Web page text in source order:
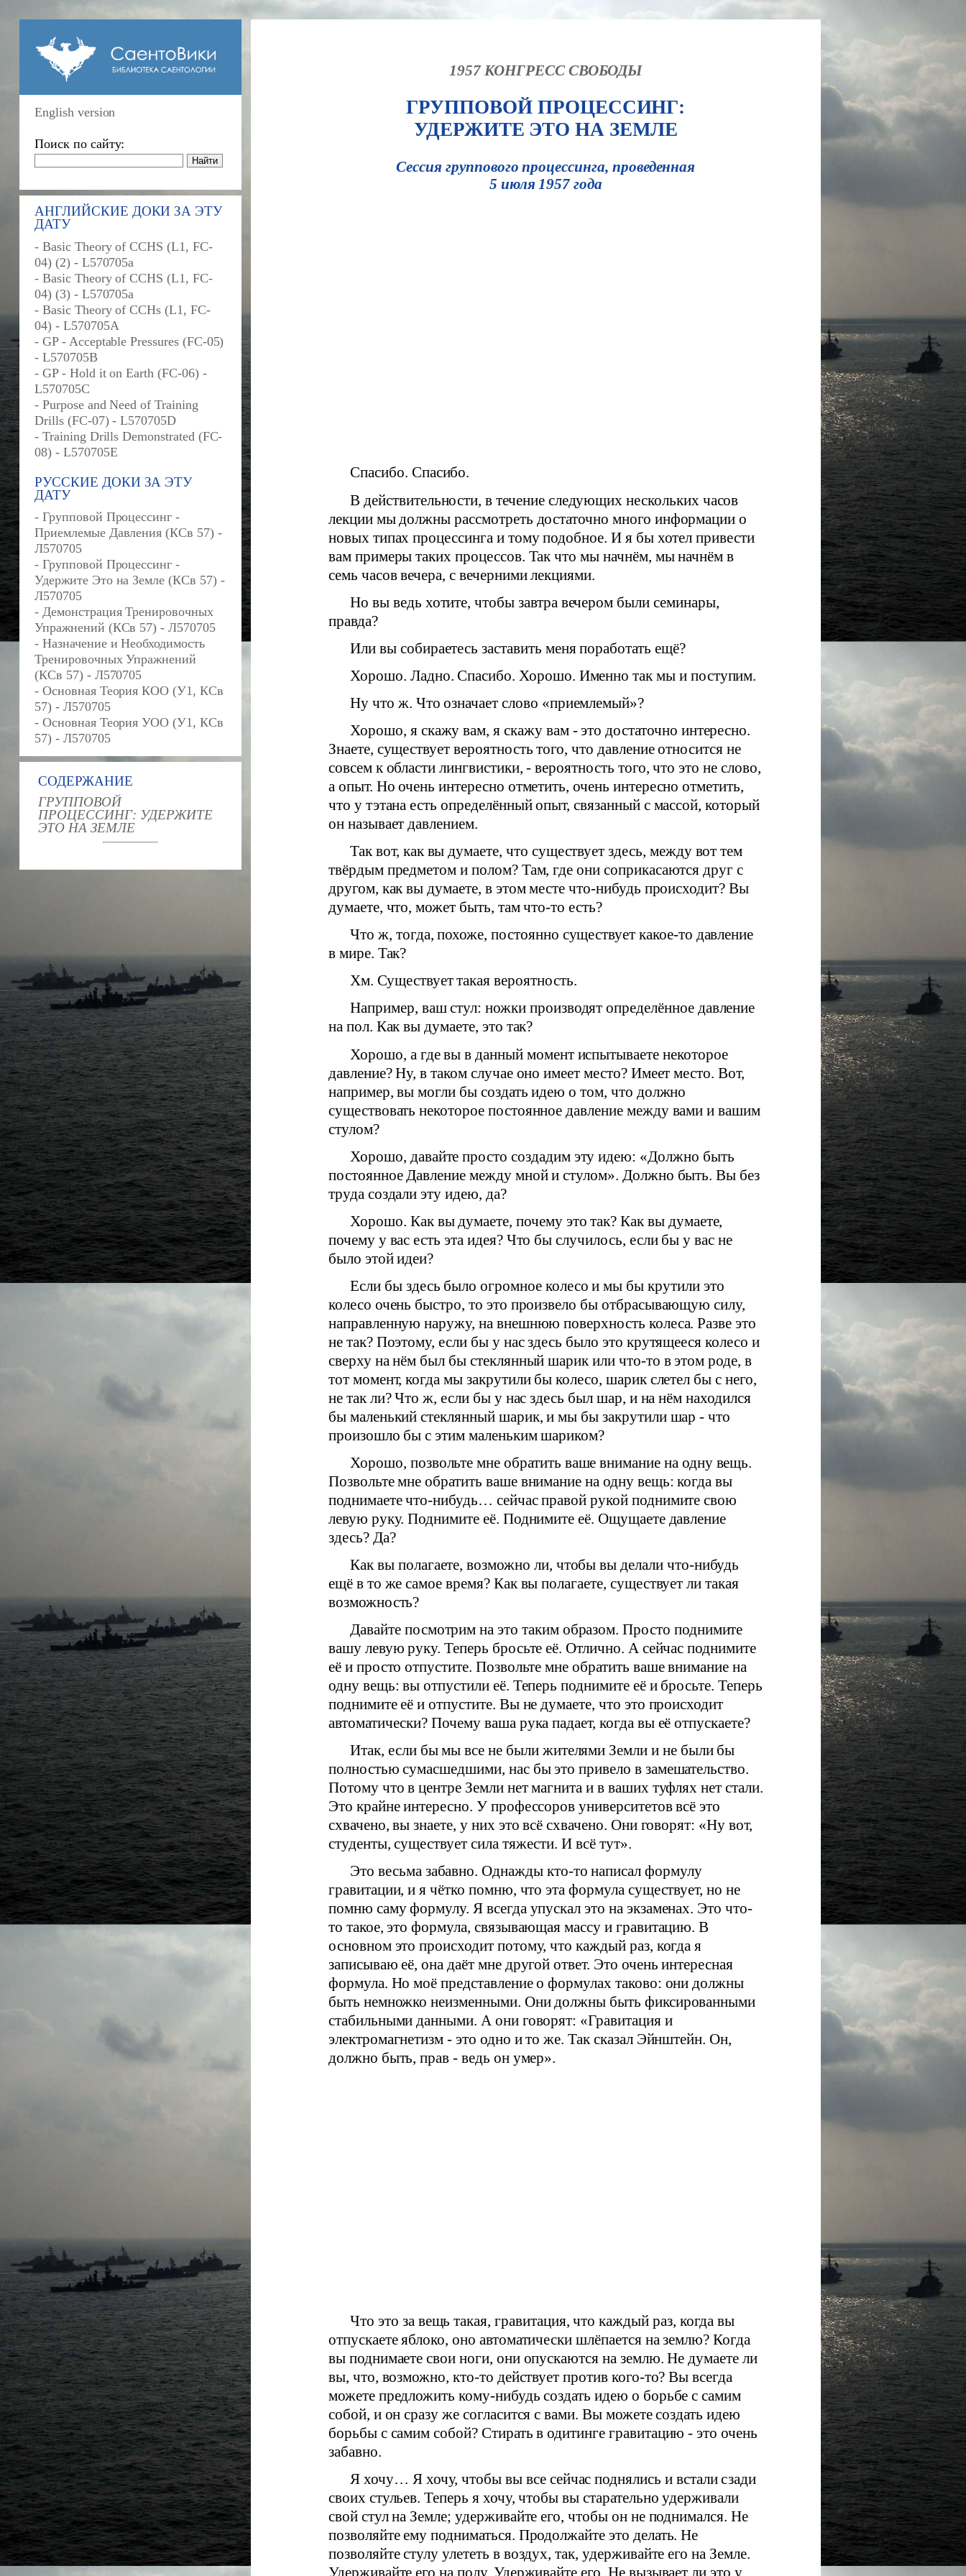
English version
Поиск по сайту:
АНГЛИЙСКИЕ ДОКИ ЗА ЭТУ
ДАТУ
- Basic Theory of CCHS (L1, FC-
04) (2) - L570705a
- Basic Theory of CCHS (L1, FC-
04) (3) - L570705a
- Basic Theory of CCHs (L1, FC-
04) - L570705A
- GP - Acceptable Pressures (FC-05)
- L570705B
- GP - Hold it on Earth (FC-06) -
L570705C
- Purpose and Need of Training
Drills (FC-07) - L570705D
- Training Drills Demonstrated (FC-
08) - L570705E
РУССКИЕ ДОКИ ЗА ЭТУ
ДАТУ
- Групповой Процессинг -
Приемлемые Давления (КСв 57) -
Л570705
- Групповой Процессинг -
Удержите Это на Земле (КСв 57) -
Л570705
- Демонстрация Тренировочных
Упражнений (КСв 57) - Л570705
- Назначение и Необходимость
Тренировочных Упражнений
(КСв 57) - Л570705
- Основная Теория КОО (У1, КСв
57) - Л570705
- Основная Теория УОО (У1, КСв
57) - Л570705
СОДЕРЖАНИЕ
ГРУППОВОЙ
ПРОЦЕССИНГ: УДЕРЖИТЕ
ЭТО НА ЗЕМЛЕ
1957 КОНГРЕСС СВОБОДЫ
ГРУППОВОЙ ПРОЦЕССИНГ:
УДЕРЖИТЕ ЭТО НА ЗЕМЛЕ
Сессия группового процессинга, проведенная
5 июля 1957 года
Спасибо. Спасибо.
В действительности, в течение следующих нескольких часов
лекции мы должны рассмотреть достаточно много информации о
новых типах процессинга и тому подобное. И я бы хотел привести
вам примеры таких процессов. Так что мы начнём, мы начнём в
семь часов вечера, с вечерними лекциями.
Но вы ведь хотите, чтобы завтра вечером были семинары,
правда?
Или вы собираетесь заставить меня поработать ещё?
Хорошо. Ладно. Спасибо. Хорошо. Именно так мы и поступим.
Ну что ж. Что означает слово «приемлемый»?
Хорошо, я скажу вам, я скажу вам - это достаточно интересно.
Знаете, существует вероятность того, что давление относится не
совсем к области лингвистики, - вероятность того, что это не слово,
а опыт. Но очень интересно отметить, очень интересно отметить,
что у тэтана есть определённый опыт, связанный с массой, который
он называет давлением.
Так вот, как вы думаете, что существует здесь, между вот тем
твёрдым предметом и полом? Там, где они соприкасаются друг с
другом, как вы думаете, в этом месте что-нибудь происходит? Вы
думаете, что, может быть, там что-то есть?
Что ж, тогда, похоже, постоянно существует какое-то давление
в мире. Так?
Хм. Существует такая вероятность.
Например, ваш стул: ножки производят определённое давление
на пол. Как вы думаете, это так?
Хорошо, а где вы в данный момент испытываете некоторое
давление? Ну, в таком случае оно имеет место? Имеет место. Вот,
например, вы могли бы создать идею о том, что должно
существовать некоторое постоянное давление между вами и вашим
стулом?
Хорошо, давайте просто создадим эту идею: «Должно быть
постоянное Давление между мной и стулом». Должно быть. Вы без
труда создали эту идею, да?
Хорошо. Как вы думаете, почему это так? Как вы думаете,
почему у вас есть эта идея? Что бы случилось, если бы у вас не
было этой идеи?
Если бы здесь было огромное колесо и мы бы крутили это
колесо очень быстро, то это произвело бы отбрасывающую силу,
направленную наружу, на внешнюю поверхность колеса. Разве это
не так? Поэтому, если бы у нас здесь было это крутящееся колесо и
сверху на нём был бы стеклянный шарик или что-то в этом роде, в
тот момент, когда мы закрутили бы колесо, шарик слетел бы с него,
не так ли? Что ж, если бы у нас здесь был шар, и на нём находился
бы маленький стеклянный шарик, и мы бы закрутили шар - что
произошло бы с этим маленьким шариком?
Хорошо, позвольте мне обратить ваше внимание на одну вещь.
Позвольте мне обратить ваше внимание на одну вещь: когда вы
поднимаете что-нибудь… сейчас правой рукой поднимите свою
левую руку. Поднимите её. Поднимите её. Ощущаете давление
здесь? Да?
Как вы полагаете, возможно ли, чтобы вы делали что-нибудь
ещё в то же самое время? Как вы полагаете, существует ли такая
возможность?
Давайте посмотрим на это таким образом. Просто поднимите
вашу левую руку. Теперь бросьте её. Отлично. А сейчас поднимите
её и просто отпустите. Позвольте мне обратить ваше внимание на
одну вещь: вы отпустили её. Теперь поднимите её и бросьте. Теперь
поднимите её и отпустите. Вы не думаете, что это происходит
автоматически? Почему ваша рука падает, когда вы её отпускаете?
Итак, если бы мы все не были жителями Земли и не были бы
полностью сумасшедшими, нас бы это привело в замешательство.
Потому что в центре Земли нет магнита и в ваших туфлях нет стали.
Это крайне интересно. У профессоров университетов всё это
схвачено, вы знаете, у них это всё схвачено. Они говорят: «Ну вот,
студенты, существует сила тяжести. И всё тут».
Это весьма забавно. Однажды кто-то написал формулу
гравитации, и я чётко помню, что эта формула существует, но не
помню саму формулу. Я всегда упускал это на экзаменах. Это что-
то такое, это формула, связывающая массу и гравитацию. В
основном это происходит потому, что каждый раз, когда я
записываю её, она даёт мне другой ответ. Это очень интересная
формула. Но моё представление о формулах таково: они должны
быть немножко неизменными. Они должны быть фиксированными
стабильными данными. А они говорят: «Гравитация и
электромагнетизм - это одно и то же. Так сказал Эйнштейн. Он,
должно быть, прав - ведь он умер».
Что это за вещь такая, гравитация, что каждый раз, когда вы
отпускаете яблоко, оно автоматически шлёпается на землю? Когда
вы поднимаете свои ноги, они опускаются на землю. Не думаете ли
вы, что, возможно, кто-то действует против кого-то? Вы всегда
можете предложить кому-нибудь создать идею о борьбе с самим
собой, и он сразу же согласится с вами. Вы можете создать идею
борьбы с самим собой? Стирать в одитинге гравитацию - это очень
забавно.
Я хочу… Я хочу, чтобы вы все сейчас поднялись и встали сзади
своих стульев. Теперь я хочу, чтобы вы старательно удерживали
свой стул на Земле; удерживайте его, чтобы он не поднимался. Не
позволяйте ему подниматься. Продолжайте это делать. Не
позволяйте стулу улететь в воздух, так, удерживайте его на Земле.
Удерживайте его на полу. Удерживайте его. Не вызывает ли это у